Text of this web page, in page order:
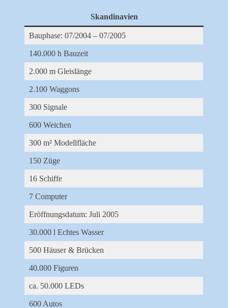
Skandinavien
Bauphase: 07/2004 – 07/2005
140.000 h Bauzeit
2.000 m Gleislänge
2.100 Waggons
300 Signale
600 Weichen
300 m² Modellfläche
150 Züge
16 Schiffe
7 Computer
Eröffnungsdatum: Juli 2005
30.000 l Echtes Wasser
500 Häuser & Brücken
40.000 Figuren
ca. 50.000 LEDs
600 Autos